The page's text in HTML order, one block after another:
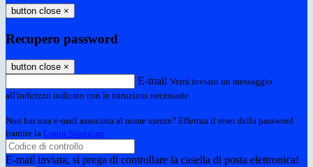
button close ×
Recupero password
button close ×
E-mail Verrà inviato un messaggio
all'indirizzo indicato con le istruzioni necessarie.
Non hai una e-mail associata al nome utente? Effettua il reset della password
tramite la Login Spaggiari
E-mail inviata, si prega di controllare la casella di posta elettronica!